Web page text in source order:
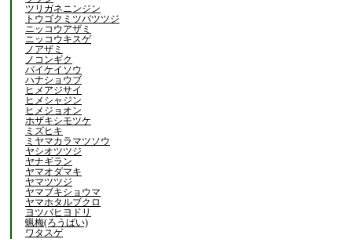
ツリガネニンジン
トウゴクミツバツツジ
ニッコウアザミ
ニッコウキスゲ
ノアザミ
ノコンギク
バイケイソウ
ハナショウブ
ヒメアジサイ
ヒメシャジン
ヒメジョオン
ホザキシモツケ
ミズヒキ
ミヤマカラマツソウ
ヤシオツツジ
ヤナギラン
ヤマオダマキ
ヤマツツジ
ヤマブキショウマ
ヤマホタルブクロ
ヨツバヒヨドリ
蝋梅(ろうばい)
ワタスゲ